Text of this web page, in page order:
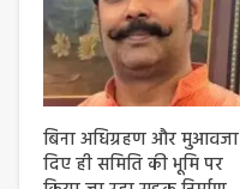
बिना अधिग्रहण और मुआवजा
दिए ही समिति की भूमि पर